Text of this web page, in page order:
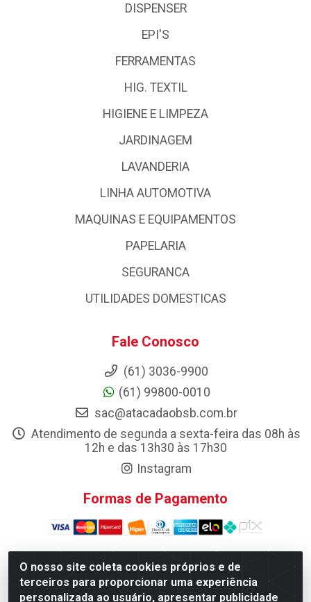
O nosso site coleta cookies próprios e de
terceiros para proporcionar uma experiência
personalizada ao usuário, apresentar publicidade
DISPENSER
EPI'S
FERRAMENTAS
HIG. TEXTIL
HIGIENE E LIMPEZA
JARDINAGEM
LAVANDERIA
LINHA AUTOMOTIVA
MAQUINAS E EQUIPAMENTOS
PAPELARIA
SEGURANCA
UTILIDADES DOMESTICAS
Fale Conosco
(61) 3036-9900
(61) 99800-0010
sac@atacadaobsb.com.br
Atendimento de segunda a sexta-feira das 08h às
12h e das 13h30 às 17h30
Instagram
Formas de Pagamento
Atacadao da Limpeza F. Pereira Queiroz Comercio e
Distribuicao LTDA - Quadra Qi 10 Lotes 39 e, 41 - Setor